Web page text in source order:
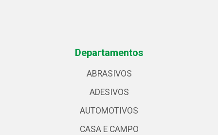
Departamentos
ABRASIVOS
ADESIVOS
AUTOMOTIVOS
CASA E CAMPO